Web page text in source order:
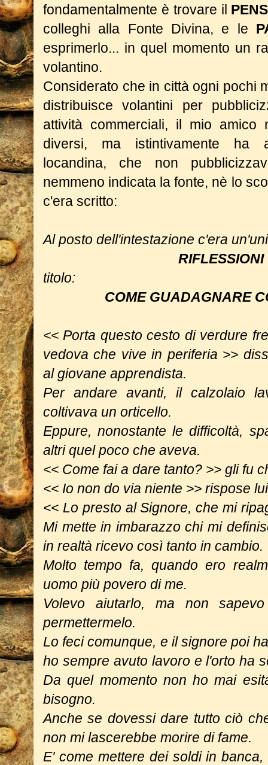
fondamentalmente è trovare il
colleghi alla Fonte Divina, e le
esprimerlo... in quel momento un
volantino.
Considerato che in città ogni pochi
distribuisce volantini per
attività commerciali, il mio amico
diversi, ma istintivamente ha
locandina, che non
nemmeno indicata la fonte, nè lo
c'era scritto:
Al posto dell'intestazione c'era
RIFLESSIONI
titolo:
COME GUADAGNARE
<< Porta questo cesto di verdure
vedova che vive in periferia >>
al giovane apprendista.
Per andare avanti, il calzolaio
coltivava un orticello.
Eppure, nonostante le difficoltà,
altri quel poco che aveva.
<< Come fai a dare tanto? >> gli fu
<< Io non do via niente >> rispose
<< Lo presto al Signore, che mi
Mi mette in imbarazzo chi mi
in realtà ricevo così tanto in cambio.
Molto tempo fa, quando ero
uomo più povero di me.
Volevo aiutarlo, ma non
permettermelo.
Lo feci comunque, e il signore poi
ho sempre avuto lavoro e l'orto ha
Da quel momento non ho mai
bisogno.
Anche se dovessi dare tutto ciò
non mi lascerebbe morire di fame.
E' come mettere dei soldi in